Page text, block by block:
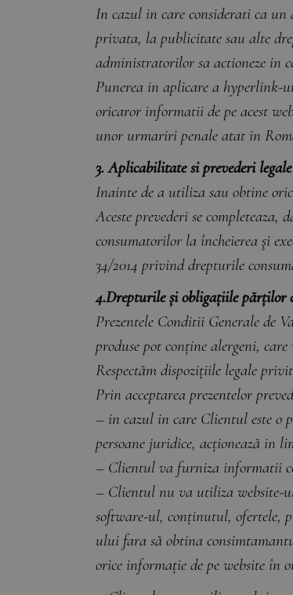
In cazul in care considerati ca
privata, la publicitate sau alte
administratorilor sa actioneze in
Punerea in aplicare a hyperlink-
oricaror informatii de pe acest
unor urmariri penale atat in
3. Aplicabilitate si prevederi legale
Inainte de a utiliza sau obtine
Aceste prevederi se
consumatorilor la încheierea şi
34/2014 privind drepturile
4.Drepturile și obligațiile părților
Prezentele Conditii Generale de
produse pot conține alergeni,
Respectăm dispozițiile legale
Prin acceptarea prezentelor
– in cazul in care Clientul este o
persoane juridice, acționează in
– Clientul va furniza informatii
– Clientul nu va utiliza website-
software-ul, conținutul, ofertele,
ului fara să obtina
orice informație de pe website în